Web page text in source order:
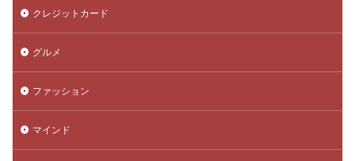
クレジットカード
グルメ
ファッション
マインド